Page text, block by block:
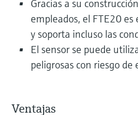
Gracias a su
empleados, el FTE20
y soporta incluso las
El sensor se puede
peligrosas con riesgo de
Ventajas